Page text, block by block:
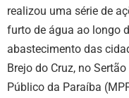
realizou uma série de
furto de água ao longo
abastecimento das
Brejo do Cruz, no
Público da Paraíba